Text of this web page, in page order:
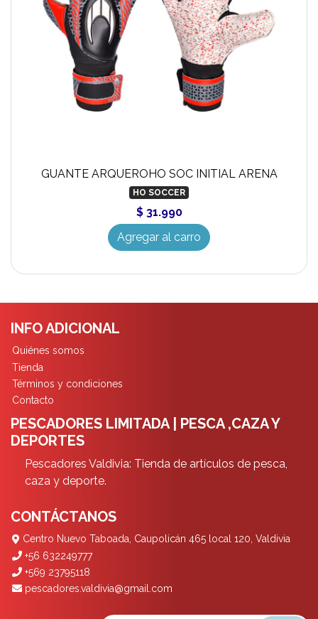
GUANTE ARQUEROHO SOC INITIAL ARENA
HO SOCCER
$ 31.990
Agregar al carro
INFO ADICIONAL
Quiénes somos
Tienda
Términos y condiciones
Contacto
PESCADORES LIMITADA | PESCA ,CAZA Y
DEPORTES
Pescadores Valdivia: Tienda de artículos de pesca,
caza y deporte.
CONTÁCTANOS
Centro Nuevo Taboada, Caupolicán 465 local 120, Valdivia
+56 632249777
+569 23795118
pescadores.valdivia@gmail.com